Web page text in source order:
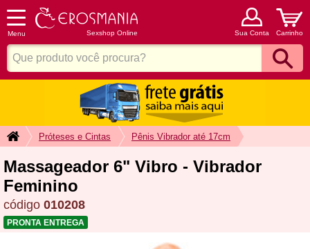
Menu Sexshop Online Sua Conta Carrinho
Próteses e Cintas Pênis Vibrador até 17cm
Massageador 6" Vibro - Vibrador
Feminino
código 010208
PRONTA ENTREGA